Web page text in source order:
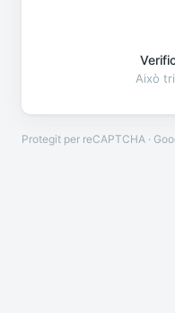
Això
Protegit per reCAPTCHA ·